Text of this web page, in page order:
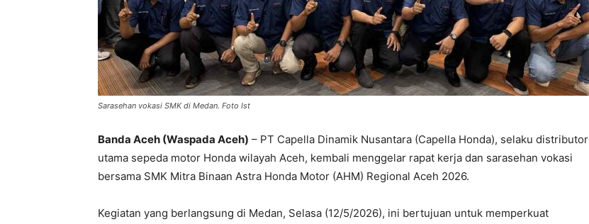
Sarasehan vokasi SMK di Medan. Foto Ist
Banda Aceh (Waspada Aceh) – PT Capella Dinamik Nusantara (Capella Honda), selaku distributor
utama sepeda motor Honda wilayah Aceh, kembali menggelar rapat kerja dan sarasehan vokasi
bersama SMK Mitra Binaan Astra Honda Motor (AHM) Regional Aceh 2026.
Kegiatan yang berlangsung di Medan, Selasa (12/5/2026), ini bertujuan untuk memperkuat